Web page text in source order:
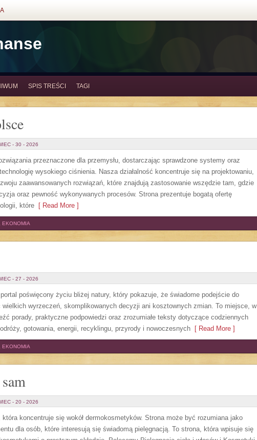
SPIS TREŚCI TAGI
- 30 - 2026
przeznaczone dla przemysłu, dostarczając sprawdzone systemy oraz
wysokiego ciśnienia. Nasza działalność koncentruje się na projektowaniu,
zaawansowanych rozwiązań, które znajdują zastosowanie wszędzie tam, gdzie
oraz pewność wykonywanych procesów. Strona prezentuje bogatą ofertę
które [ Read More ]
EKONOMIA
- 27 - 2026
poświęcony życiu bliżej natury, który pokazuje, że świadome podejście do
wyrzeczeń, skomplikowanych decyzji ani kosztownych zmian. To miejsce, w
porady, praktyczne podpowiedzi oraz zrozumiałe teksty dotyczące codziennych
gotowania, energii, recyklingu, przyrody i nowoczesnych [ Read More ]
EKONOMIA
- 20 - 2026
koncentruje się wokół dermokosmetyków. Strona może być rozumiana jako
dla osób, które interesują się świadomą pielęgnacją. To strona, która wpisuje się